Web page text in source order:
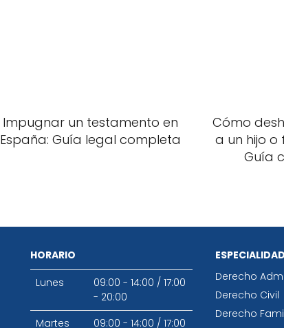
Impugnar un testamento en
España: Guía legal completa
Cómo
a un hijo o
Guía
HORARIO
Lunes
09:00 - 14:00 / 17:00
- 20:00
Martes
09:00 - 14:00 / 17:00
Derecho
Derecho Civil
Derecho